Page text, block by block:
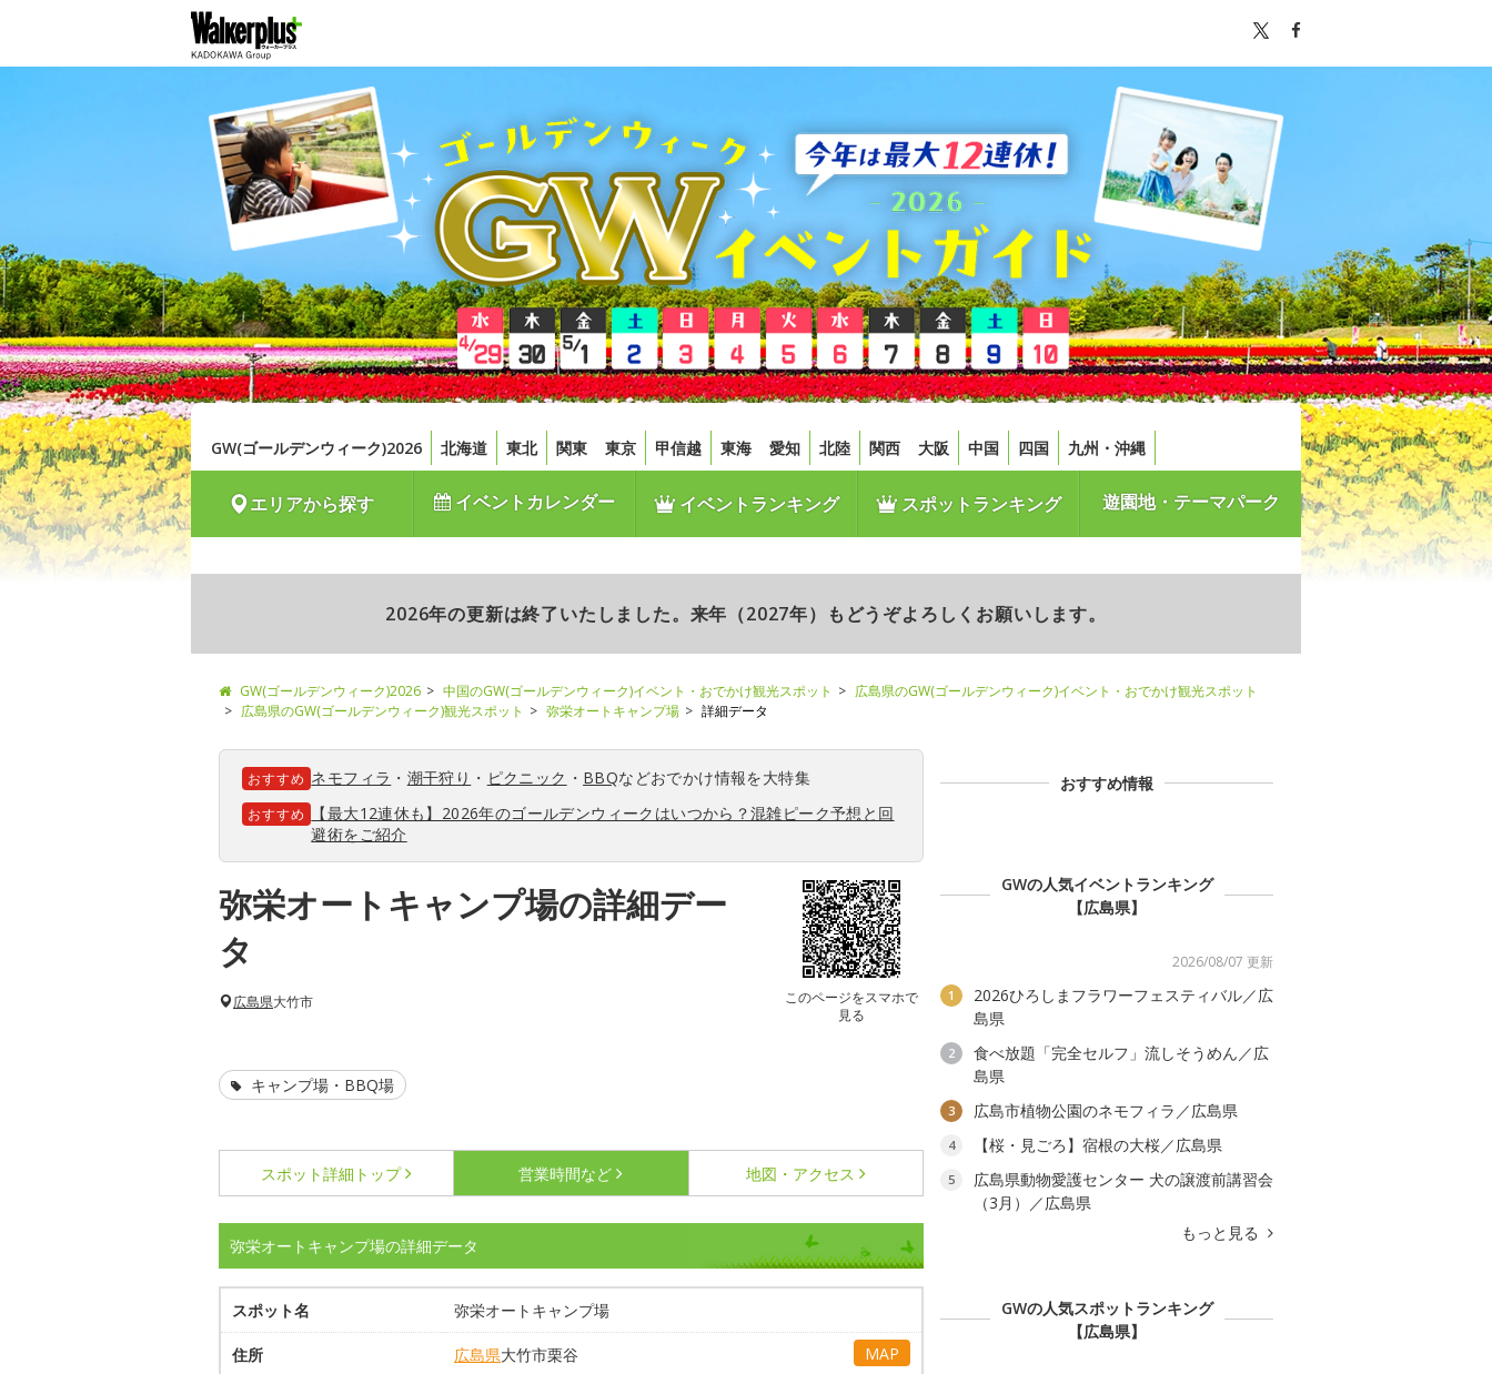
GW(ゴールデンウィーク)2026 北海道 東北 関東 東京 甲信越 東海 愛知 北陸 関西 大阪 中国 四国 九州・沖縄
エリアから探す イベントカレンダー イベントランキング スポットランキング 遊園地・テーマパーク
2026年の更新は終了いたしました。来年（2027年）もどうぞよろしくお願いします。
GW(ゴールデンウィーク)2026 中国のGW(ゴールデンウィーク)イベント・おでかけ観光スポット
広島県のGW(ゴールデンウィーク)イベント・おでかけ観光スポット
広島県のGW(ゴールデンウィーク)観光スポット
弥栄オートキャンプ場 詳細データ
おすすめ ネモフィラ ・ 潮干狩り ・ ピクニック ・ BBQなどおでかけ情報を大特集
おすすめ
【最大12連休も】2026年のゴールデンウィークはいつから？混雑ピーク予想と回
避術をご紹介
弥栄オートキャンプ場の詳細デー
タ
このページをスマホで
見る
広島県大竹市
キャンプ場・BBQ場
スポット詳細 トップ 営業時間など 地図・アクセス
弥栄オートキャンプ場の詳細データ
スポット名 弥栄オートキャンプ場
住所 広島県大竹市栗谷 MAP
おすすめ情報
GWの人気イベントランキング
【広島県】
2026/08/07 更新
1
2026ひろしまフラワーフェスティバル／広
島県
2
食べ放題「完全セルフ」流しそうめん／広
島県
3 広島市植物公園のネモフィラ／広島県
4 【桜・見ごろ】宿根の大桜／広島県
5
広島県動物愛護センター 犬の譲渡前講習会
（3月）／広島県
もっと見る
GWの人気スポットランキング
【広島県】